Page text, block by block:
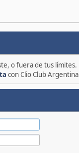
o fuera de tus límites.
con Clio Club Argentina